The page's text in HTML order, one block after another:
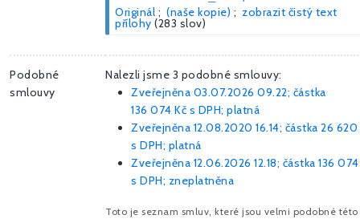
Originál ; (naše kopie) ; zobrazit čistý text
přílohy (283 slov)
Podobné
smlouvy
Nalezli jsme 3 podobné smlouvy:
Zveřejněna 03.07.2026 09.22; částka
136 074 Kč s DPH; platná
Zveřejněna 12.08.2020 16.14; částka 26 620
s DPH; platná
Zveřejněna 12.06.2026 12.18; částka 136
s DPH; zneplatněna
Toto je seznam smluv, které jsou velmi podobné této